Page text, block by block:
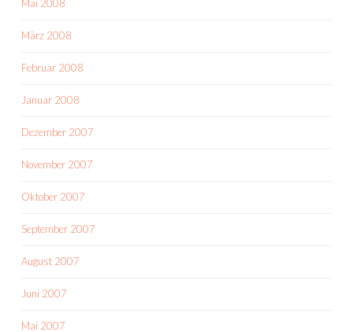
Mai 2008
März 2008
Februar 2008
Januar 2008
Dezember 2007
November 2007
Oktober 2007
September 2007
August 2007
Juni 2007
Mai 2007